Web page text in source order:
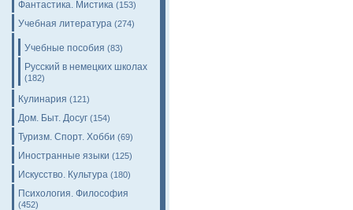
Фантастика. Мистика (153)
Учебная литература (274)
Учебные пособия (83)
Русский в немецких школах
(182)
Кулинария (121)
Дом. Быт. Досуг (154)
Туризм. Спорт. Хобби (69)
Иностранные языки (125)
Искусство. Культура (180)
Психология. Философия
(452)